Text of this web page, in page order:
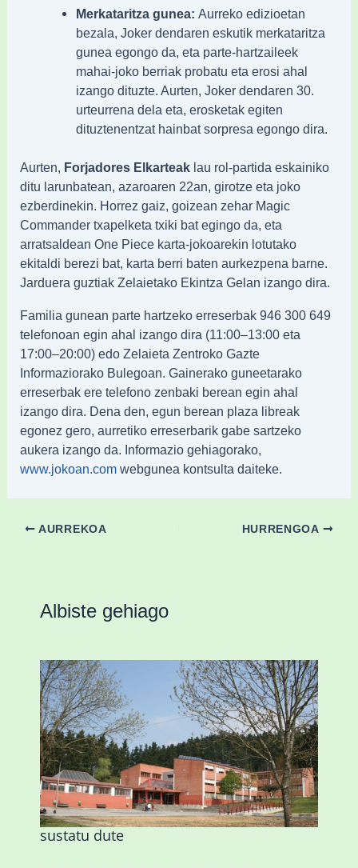
Merkataritza gunea: Aurreko edizioetan
bezala, Joker dendaren eskutik merkataritza
gunea egongo da, eta parte-hartzaileek
mahai-joko berriak probatu eta erosi ahal
izango dituzte. Aurten, Joker dendaren 30.
urteurrena dela eta, erosketak egiten
dituztenentzat hainbat sorpresa egongo dira.
Aurten, Forjadores Elkarteak lau rol-partida eskainiko
ditu larunbatean, azaroaren 22an, girotze eta joko
ezberdinekin. Horrez gaiz, goizean zehar Magic
Commander txapelketa txiki bat egingo da, eta
arratsaldean One Piece karta-jokoarekin lotutako
ekitaldi berezi bat, karta berri baten aurkezpena barne.
Jarduera guztiak Zelaietako Ekintza Gelan izango dira.
Familia gunean parte hartzeko erreserbak 946 300 649
telefonoan egin ahal izango dira (11:00–13:00 eta
17:00–20:00) edo Zelaieta Zentroko Gazte
Informaziorako Bulegoan. Gainerako guneetarako
erreserbak ere telefono zenbaki berean egin ahal
izango dira. Dena den, egun berean plaza libreak
egonez gero, aurretiko erreserbarik gabe sartzeko
aukera izango da. Informazio gehiagorako,
www.jokoan.com webgunea kontsulta daiteke.
AURREKOA HURRENGOA
Albiste gehiago
Amorebietak eta Eusko Jaurlaritzak
Urritxen institutu berri bat eraikitzea
sustatu dute